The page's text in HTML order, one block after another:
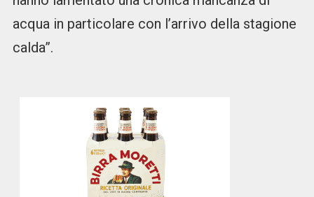
acqua in particolare con l’arrivo della stagione
calda”.